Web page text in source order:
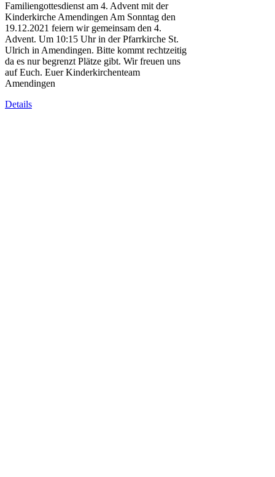
Familiengottesdienst am 4. Advent mit der
Kinderkirche Amendingen Am Sonntag den
19.12.2021 feiern wir gemeinsam den 4.
Advent. Um 10:15 Uhr in der Pfarrkirche St.
Ulrich in Amendingen. Bitte kommt rechtzeitig
da es nur begrenzt Plätze gibt. Wir freuen uns
auf Euch. Euer Kinderkirchenteam
Amendingen
Details